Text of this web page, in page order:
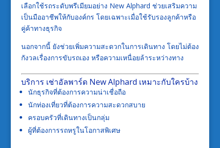
เลือกใช้รถระดับพรีเมียมอย่าง New Alphard ช่วยเสริมความ
เป็นมืออาชีพให้กับองค์กร โดยเฉพาะเมื่อใช้รับรองลูกค้าหรือ
คู่ค้าทางธุรกิจ
นอกจากนี้ ยังช่วยเพิ่มความสะดวกในการเดินทาง โดยไม่ต้อง
กังวลเรื่องการขับรถเอง หรือความเหนื่อยล้าระหว่างทาง
บริการ เช่าอัลพาร์ด New Alphard เหมาะกับใครบ้าง
นักธุรกิจที่ต้องการความน่าเชื่อถือ
นักท่องเที่ยวที่ต้องการความสะดวกสบาย
ครอบครัวที่เดินทางเป็นกลุ่ม
ผู้ที่ต้องการรถหรูในโอกาสพิเศษ